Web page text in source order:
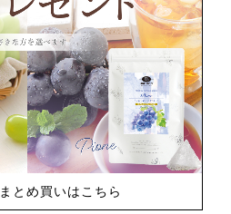
とめ買いはこちら